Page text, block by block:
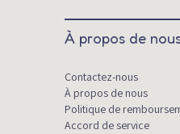
À propos de
Contactez-nous
À propos de nous
Politique de
Accord de service